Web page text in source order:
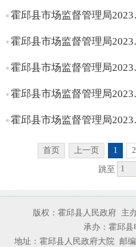
霍邱
霍邱
霍邱
霍邱
霍邱
首页 上一页 1 2
跳至
版权：霍邱县人民政府 主
承办：霍邱
地址：霍邱县人民政府大院 邮